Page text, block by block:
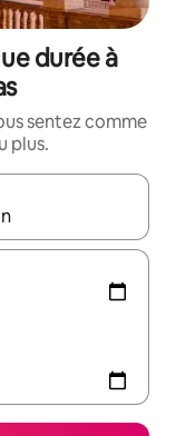
durée à
sentez comme
plus.
flèches vers le